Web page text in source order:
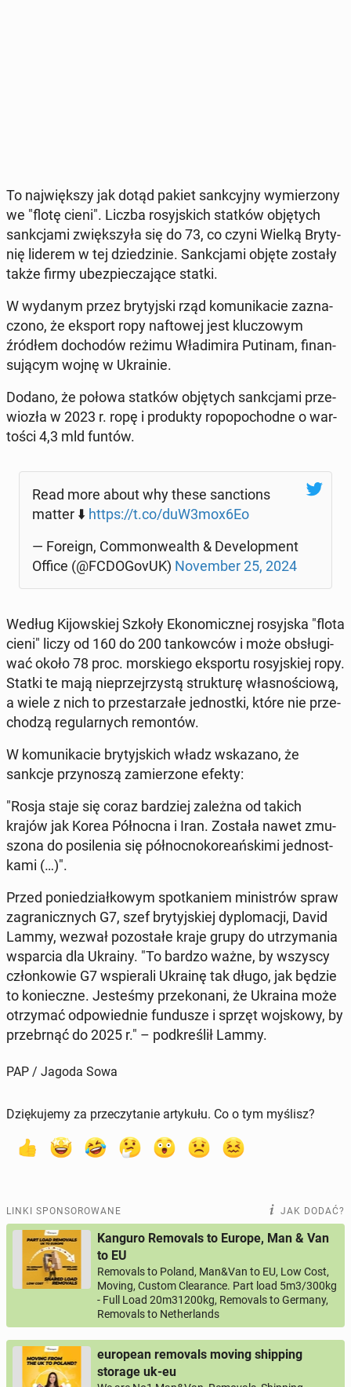
To naj­więk­szy jak dotąd pakiet sank­cyj­ny wy­mie­rzo­ny
we "flotę cieni". Liczba ro­syj­skich statków ob­ję­tych
sank­cja­mi zwięk­szy­ła się do 73, co czyni Wielką Bry­ty­
nię liderem w tej dzie­dzi­nie. Sank­cja­mi objęte zostały
także firmy ubez­pie­cza­ją­ce statki.
W wydanym przez bry­tyj­ski rząd ko­mu­ni­ka­cie za­zna­
czo­no, że eksport ropy naf­to­wej jest klu­czo­wym
źródłem do­cho­dów reżimu Wła­di­mi­ra Putinam, fi­nan­
su­ją­cym wojnę w Ukra­inie.
Dodano, że połowa statków ob­ję­tych sank­cja­mi prze­
wio­zła w 2023 r. ropę i pro­duk­ty ro­po­po­chod­ne o war­
to­ści 4,3 mld funtów.
Read more about why these sanc­tions
matter ⬇️ https://t.co/duW3mox6Eo
— Foreign, Com­mon­we­alth & De­ve­lop­ment
Office (@FCDO­Go­vUK) No­vem­ber 25, 2024
Według Ki­jow­skiej Szkoły Eko­no­micz­nej ro­syj­ska "flota
cieni" liczy od 160 do 200 tan­kow­ców i może ob­słu­gi­
wać około 78 proc. mor­skie­go eks­por­tu ro­syj­skiej ropy.
Statki te mają nie­przej­rzy­stą struk­tu­rę wła­sno­ścio­wą,
a wiele z nich to prze­sta­rza­łe jed­nost­ki, które nie prze­
cho­dzą re­gu­lar­nych re­mon­tów.
W ko­mu­ni­ka­cie bry­tyj­skich władz wska­za­no, że
sankcje przy­no­szą za­mie­rzo­ne efekty:
"Rosja staje się coraz bar­dziej zależna od takich
krajów jak Korea Pół­noc­na i Iran. Została nawet zmu­
szo­na do po­si­le­nia się pół­noc­no­ko­re­ań­ski­mi jed­nost­
ka­mi (…)".
Przed po­nie­dział­ko­wym spo­tka­niem mi­ni­strów spraw
za­gra­nicz­nych G7, szef bry­tyj­skiej dy­plo­ma­cji, David
Lammy, wezwał po­zo­sta­łe kraje grupy do utrzy­ma­nia
wspar­cia dla Ukrainy. "To bardzo ważne, by wszyscy
człon­ko­wie G7 wspie­ra­li Ukrainę tak długo, jak będzie
to ko­niecz­ne. Je­ste­śmy prze­ko­na­ni, że Ukraina może
otrzy­mać od­po­wied­nie fun­du­sze i sprzęt woj­sko­wy, by
prze­brnąć do 2025 r." – pod­kre­ślił Lammy.
PAP / Jagoda Sowa
Dziękujemy za przeczytanie artykułu. Co o tym myślisz?
LINKI SPONSOROWANE JAK DODAĆ?
Kanguro Removals to Europe, Man & Van
to EU
Removals to Poland, Man&Van to EU, Low Cost,
Moving, Custom Clearance. Part load 5m3/300kg
- Full Load 20m31200kg, Removals to Germany,
Removals to Netherlands
european removals moving shipping
storage uk-eu